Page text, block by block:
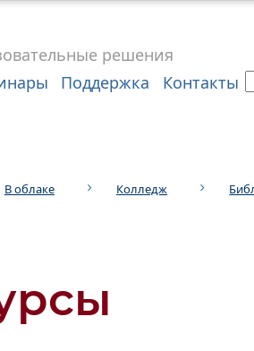
решения
Поддержка Контакты
В облаке Колледж